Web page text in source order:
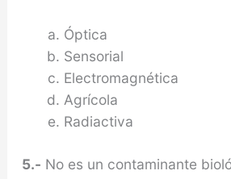
Óptica
Sensorial
Electromagnética
Agrícola
Radiactiva
5.- No es un contaminante